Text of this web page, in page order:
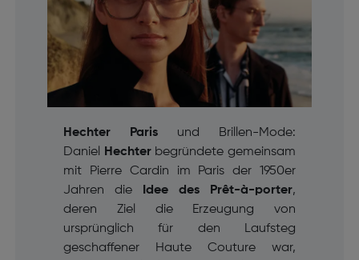
Hechter Parisund Brillen-Mode:
Daniel
Hechterbegründete gemeinsam
mit Pierre Cardin im Paris der 1950er
Jahren die
Idee des Prêt-à-porter,
deren Ziel die Erzeugung von
ursprünglich für den Laufsteg
geschaffener Haute Couture war,